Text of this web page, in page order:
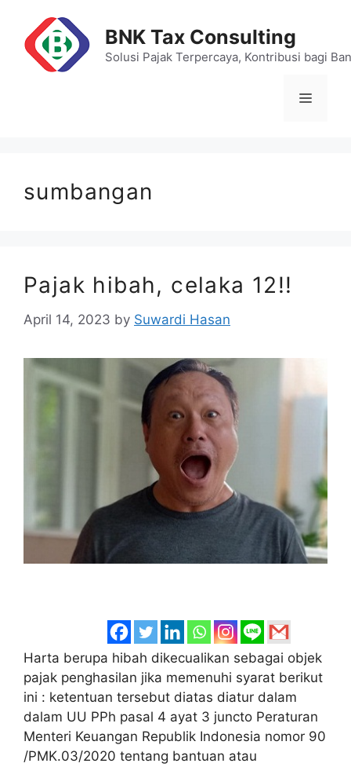
content
BNK Tax Consulting
Solusi Pajak Terpercaya, Kontribusi bagi
Menu
sumbangan
Pajak hibah, celaka 12!!
April 14, 2023 by Suwardi Hasan
Harta berupa hibah dikecualikan sebagai objek
pajak penghasilan jika memenuhi syarat berikut
ini : ketentuan tersebut diatas diatur dalam
dalam UU PPh pasal 4 ayat 3 juncto Peraturan
Menteri Keuangan Republik Indonesia nomor 90
/PMK.03/2020 tentang bantuan atau